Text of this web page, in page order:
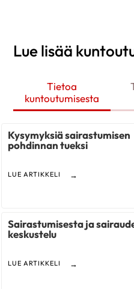
Lue lisää
Tietoa
kuntoutumisesta
Kysymyksiä sairastumisen
pohdinnan tueksi
LUE ARTIKKELI
Sairastumisesta ja
keskustelu
LUE ARTIKKELI